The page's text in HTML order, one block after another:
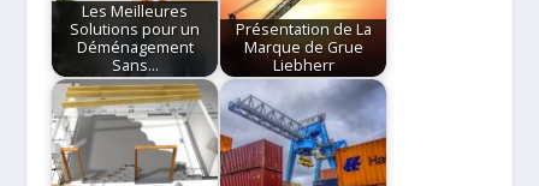
Les Meilleures
Solutions pour un
Déménagement
Sans…
Présentation de La
Marque de Grue
Liebherr